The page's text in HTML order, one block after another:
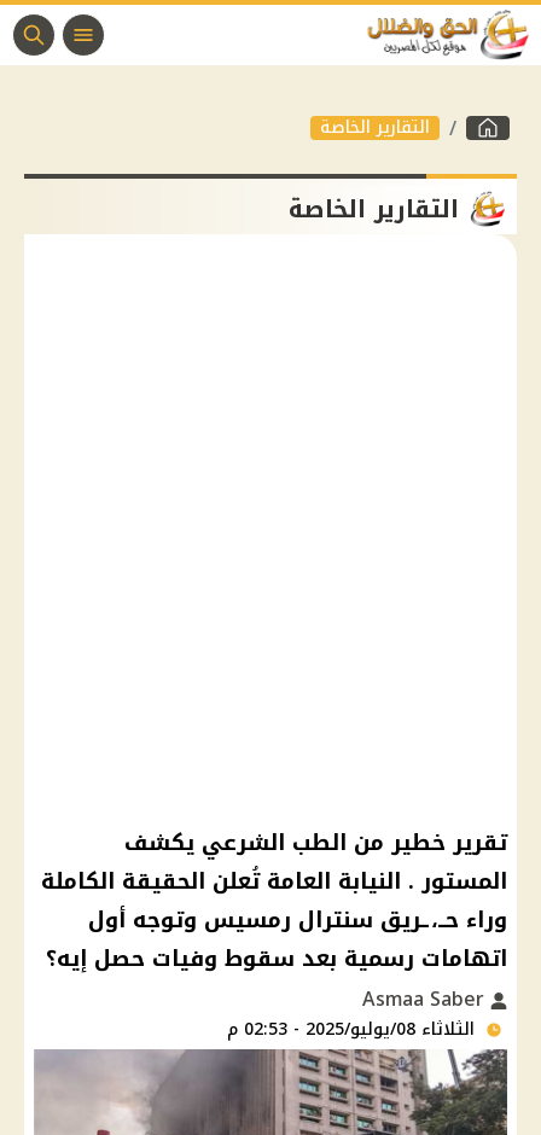
التقارير الخاصة
التقارير الخاصة
تقرير خطير من الطب الشرعي يكشف
المستور . النيابة العامة تُعلن الحقيقة الكاملة
وراء حــ،ـريق سنترال رمسيس وتوجه أول
اتهامات رسمية بعد سقوط وفيات حصل إيه؟
الثلاثاء 08/يوليو/2025 - 02:53 م